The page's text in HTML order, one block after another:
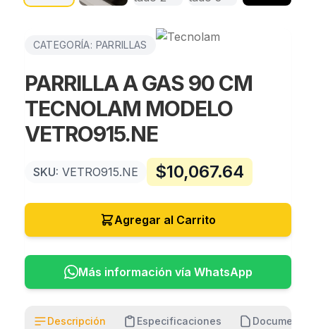
CATEGORÍA: PARRILLAS
PARRILLA A GAS 90 CM
TECNOLAM MODELO
VETRO915.NE
SKU: VETRO915.NE $10,067.64
Agregar al Carrito
Más información vía WhatsApp
Descripción Especificaciones Documentos